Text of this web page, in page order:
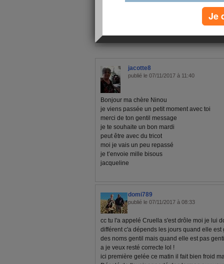
1 - 10 de 43
jacotte8
publié le 07/11/2017 à 11:40
Bonjour ma chère Ninou
je viens passée un petit moment avec toi
merci de ton gentil message
je te souhaite un bon mardi
peut être avec du tricot
moi je vais un peu repassé
je t’envoie mille bisous
jacqueline
domi789
publié le 07/11/2017 à 08:33
cc tu l'a appelé Cruella s'est drôle moi je lui
différent c'a dépends les jours quand elle
des noms gentil mais quand elle est pas
a je veux resté correcte lol !
ici première gelée ce matin il fait bien froid
Je